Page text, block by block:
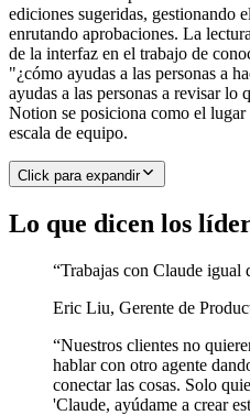
ediciones sugeridas, gestionando
enrutando aprobaciones. La
de la interfaz en el trabajo de
"¿cómo ayudas a las personas a
ayudas a las personas a revisar lo
Notion se posiciona como el lugar
escala de equipo.
Click para expandir
Lo que dicen los
“Trabajas con Claude igual
Eric Liu, Gerente de
“Nuestros clientes no
hablar con otro agente
conectar las cosas. Solo
'Claude, ayúdame a crear